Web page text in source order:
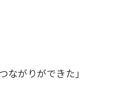
ながりができた」